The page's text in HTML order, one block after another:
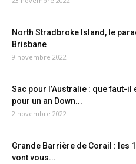
North Stradbroke Island, le
Brisbane
9 novembre 2022
Sac pour l’Australie : que faut-il
pour un an Down...
2 novembre 2022
Grande Barrière de Corail : les
vont vous...